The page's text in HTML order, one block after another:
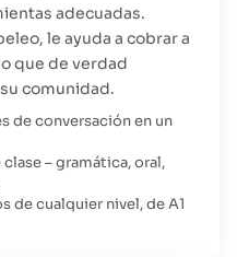
adecuadas.
le ayuda a cobrar a
que de verdad
comunidad.
de conversación en un
– gramática, oral,
de cualquier nivel, de A1